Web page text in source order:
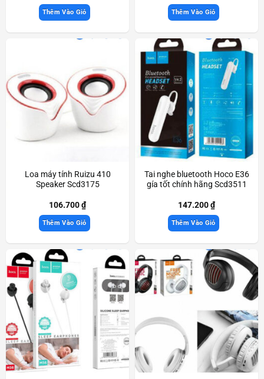
Thêm Vào Giỏ Thêm Vào Giỏ
Loa máy tính Ruizu 410
Speaker Scd3175
106.700₫
Thêm Vào Giỏ
Tai nghe bluetooth Hoco E36
gía tốt chính hãng Scd3511
147.200₫
Thêm Vào Giỏ